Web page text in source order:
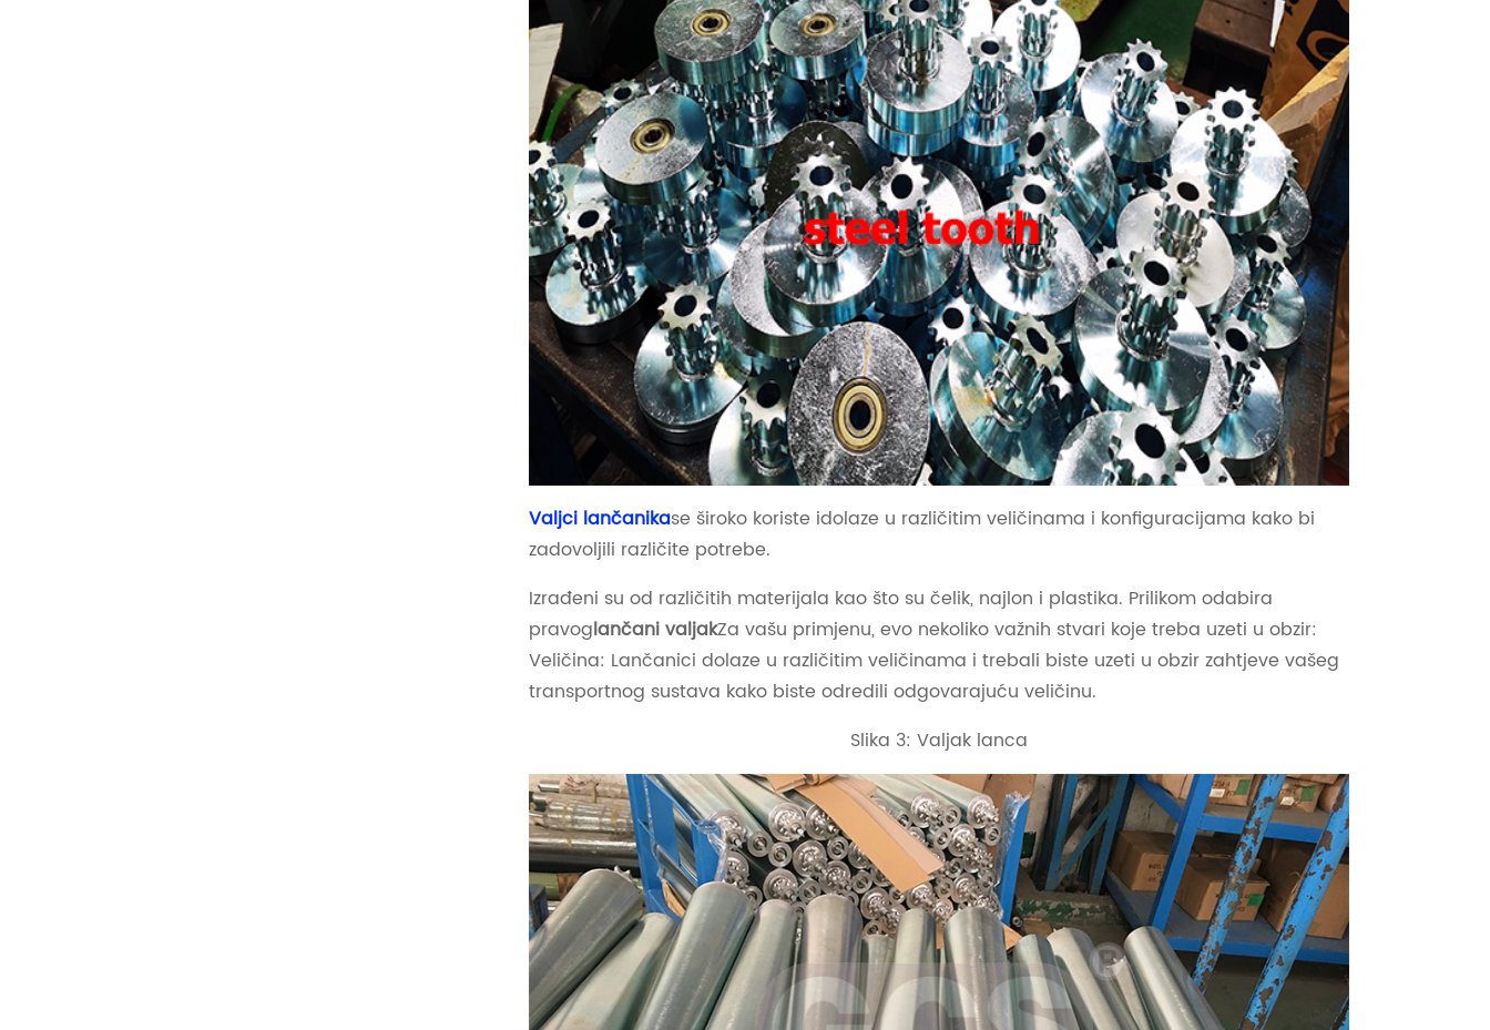
Valjci lančanikase široko koriste idolaze u različitim veličinama i konfiguracijama kako bi
zadovoljili različite potrebe.
Izrađeni su od različitih materijala kao što su čelik, najlon i plastika. Prilikom odabira
pravoglančani valjakZa vašu primjenu, evo nekoliko važnih stvari koje treba uzeti u obzir:
Veličina: Lančanici dolaze u različitim veličinama i trebali biste uzeti u obzir zahtjeve vašeg
transportnog sustava kako biste odredili odgovarajuću veličinu.
Slika 3: Valjak lanca